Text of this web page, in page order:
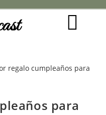
para